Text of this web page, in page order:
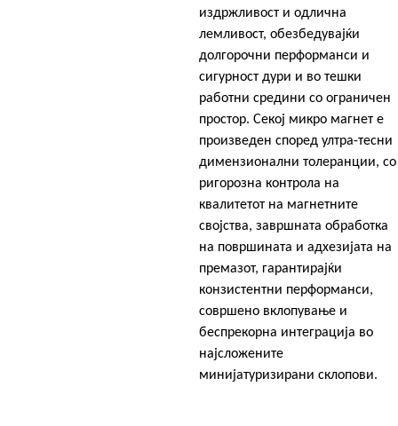
издржливост и одлична
лемливост, обезбедувајќи
долгорочни перформанси и
сигурност дури и во тешки
работни средини со ограничен
простор. Секој микро магнет е
произведен според ултра-тесни
димензионални толеранции, со
ригорозна контрола на
квалитетот на магнетните
својства, завршната обработка
на површината и адхезијата на
премазот, гарантирајќи
конзистентни перформанси,
совршено вклопување и
беспрекорна интеграција во
најсложените
минијатуризирани склопови.